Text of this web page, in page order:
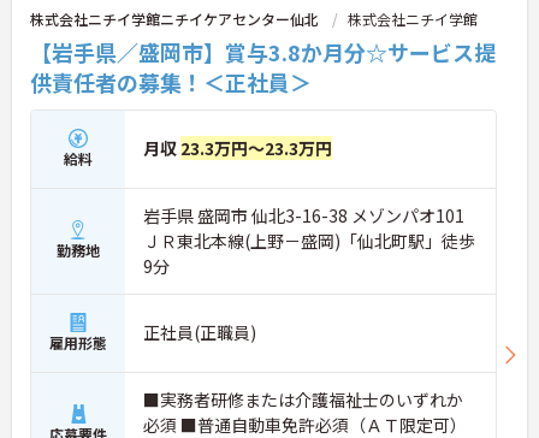
株式会社ニチイ学館ニチイケアセンター仙北 株式会社ニチイ学館
【岩手県／盛岡市】賞与3.8か月分☆サービス提
供責任者の募集！＜正社員＞
給料 月収 23.3万円～23.3万円
勤務地
岩手県 盛岡市 仙北3-16-38 メゾンパオ101
ＪＲ東北本線(上野－盛岡)「仙北町駅」徒歩
9分
雇用形態 正社員(正職員)
■実務者研修または介護福祉士のいずれか
必須 ■普通自動車免許必須（ＡＴ限定可）